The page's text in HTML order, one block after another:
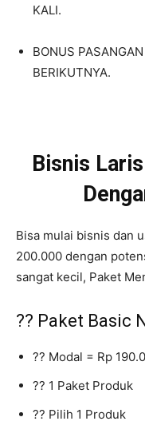
KALI.
BONUS
BERIKUTNYA.
Bisnis
Bisa mulai bisnis dan
200.000 dengan
sangat kecil, Paket
?? Paket Basic
?? Modal = Rp
?? 1 Paket Produk
?? Pilih 1 Produk